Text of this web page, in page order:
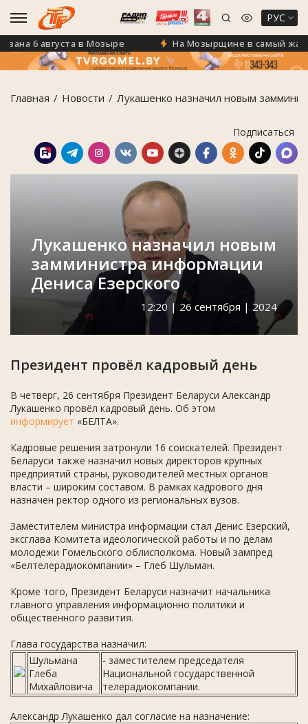
РУС
6 августа в Мозыре На Мозырщине в самый жаркий
Главная Новости Лукашенко назначил новым
Подписаться
Лукашенко назначил новым
замминистра информации
Дениса Езерского
12:20 | 26 сентября | 2024
Президент провёл кадровый день
В четверг, 26 сентября Президент Беларуси Александр
Лукашенко провёл кадровый день. Об этом
информирует «БЕЛТА».
Кадровые решения затронули 16 соискателей. Президент
Беларуси также назначил новых директоров крупных
предприятий страны, руководителей местных органов
власти – широким составом. В рамках кадрового дня
назначен ректор одного из региональных вузов.
Заместителем министра информации стал Денис Езерский,
эксглава Комитета идеологической работы и по делам
молодежи Гомельского облисполкома. Новый зампред
«Белтелерадиокомпании» – Глеб Шульман.
Кроме того, Президент Беларуси назначит начальника
главного управления информационно политики и
общественного развития.
Глава государства назначил:
Шульмана
Глеба
Михайловича
- заместителем председателя
Национальной государственной
телерадиокомпании.
Александр Лукашенко дал согласие на назначение: